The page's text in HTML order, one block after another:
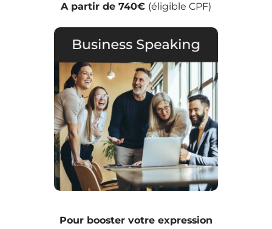
A partir de 740€ (éligible CPF)
Pour booster votre expression